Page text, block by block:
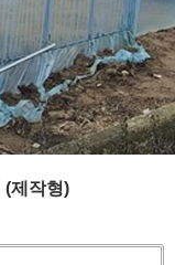
(제작형)